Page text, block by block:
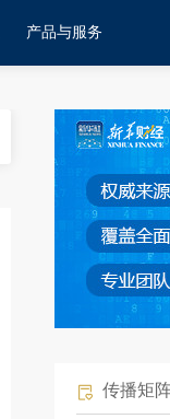
产品与服务
传播矩